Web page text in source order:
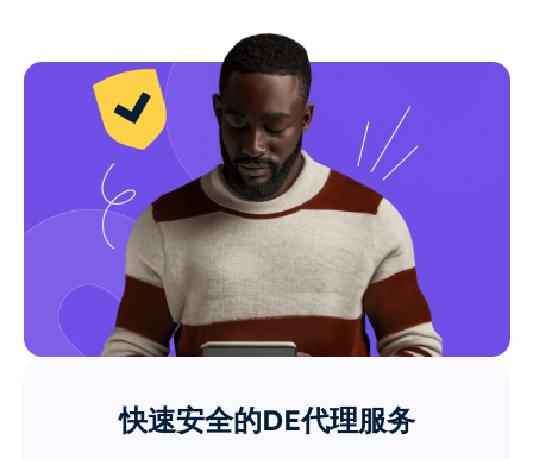
快速安全的DE代理服务